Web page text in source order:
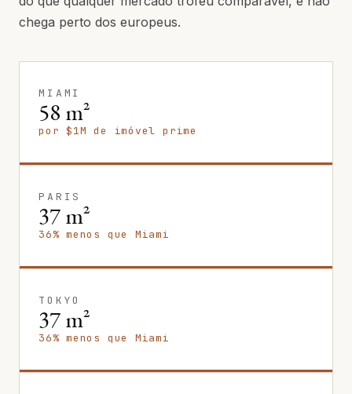
chega perto dos europeus.
MIAMI
58 m²
por $1M de imóvel prime
PARIS
37 m²
36% menos que Miami
TOKYO
37 m²
36% menos que Miami